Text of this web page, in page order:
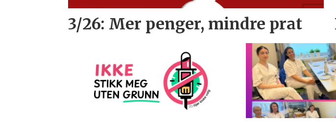
3/26: Mer penger, mindre prat